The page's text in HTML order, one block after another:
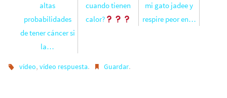
altas
probabilidades
de tener cáncer si
la…
cuando tienen
calor?
mi gato jadee y
respire peor en…
vídeo,vídeo respuesta. Guardar.